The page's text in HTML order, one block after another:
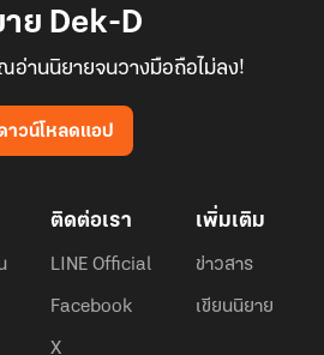
ย Dek-D
อ่านนิยายจนวางมือถือไม่ลง!
าวน์โหลดแอป
ติดต่อเรา
LINE Official
Facebook
X
เพิ่มเติม
ข่าวสาร
เขียนนิยาย